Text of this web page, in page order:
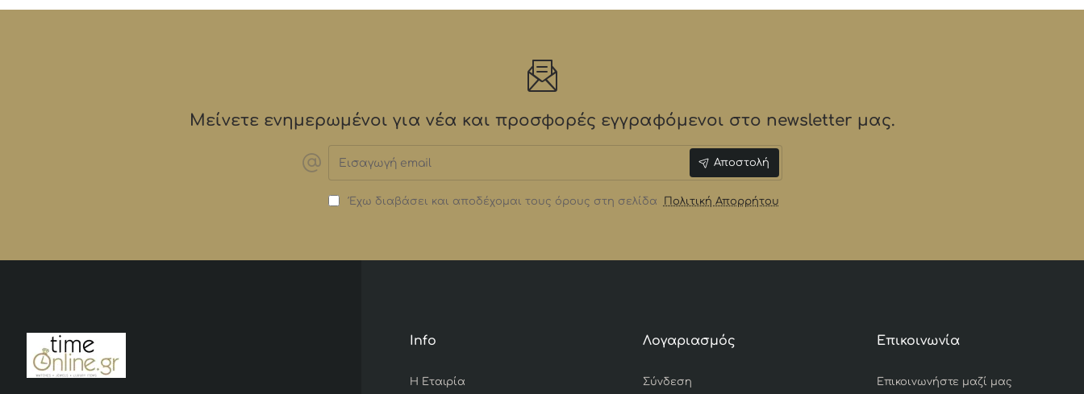
Μείνετε ενημερωμένοι για νέα και προσφορές εγγραφόμενοι στο newsletter μας.
email
Αποστολή
Έχω διαβάσει και αποδέχομαι τους όρους στη σελίδα Πολιτική Απορρήτου
Info
Η Εταιρία
Λογαριασμός
Σύνδεση
Επικοινωνία
Επικοινωνήστε μαζί μας